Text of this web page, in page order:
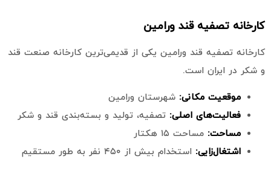
کارخانه تصفیه قند ورامین
کارخانه تصفیه قند ورامین یکی از قدیمی‌ترین کارخانه صنعت قند
و شکر در ایران است.
موقعیت مکانی: شهرستان ورامین
فعالیت‌های اصلی: تصفیه،‌ تولید و بسته‌بندی قند و شکر
مساحت: مساحت ۱۵ هکتار
اشتغال‌زایی: استخدام بیش از ۴۵۰ نفر به طور مستقیم